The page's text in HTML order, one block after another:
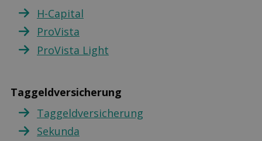
H-Capital
ProVista
ProVista Light
Taggeldversicherung
Taggeldversicherung
Sekunda